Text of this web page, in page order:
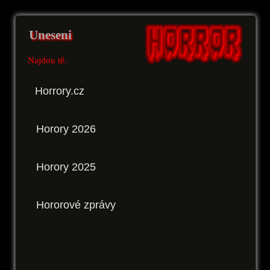
Uneseni
Najdou tě.
Horrory.cz
Horory 2026
Horory 2025
Hororové zprávy